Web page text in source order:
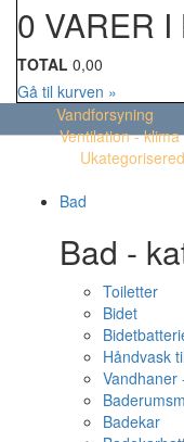
0 VARER
TOTAL 0,00
Gå til kurven »
Vandforsyning
Ventilation - klima
Bad
Bad -
Toiletter
Bidet
Håndvask
Vandhaner
Badekar